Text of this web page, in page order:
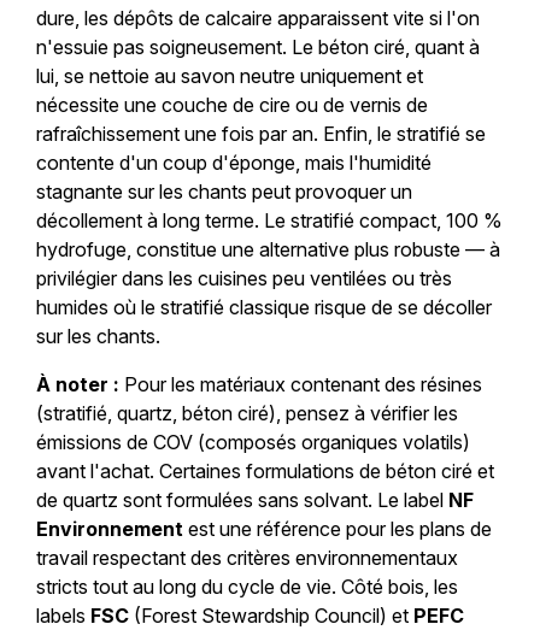
dure, les dépôts de calcaire apparaissent vite si l'on
n'essuie pas soigneusement. Le béton ciré, quant à
lui, se nettoie au savon neutre uniquement et
nécessite une couche de cire ou de vernis de
rafraîchissement une fois par an. Enfin, le stratifié se
contente d'un coup d'éponge, mais l'humidité
stagnante sur les chants peut provoquer un
décollement à long terme. Le stratifié compact, 100 %
hydrofuge, constitue une alternative plus robuste — à
privilégier dans les cuisines peu ventilées ou très
humides où le stratifié classique risque de se décoller
sur les chants.
À noter : Pour les matériaux contenant des résines
(stratifié, quartz, béton ciré), pensez à vérifier les
émissions de COV (composés organiques volatils)
avant l'achat. Certaines formulations de béton ciré et
de quartz sont formulées sans solvant. Le label NF
Environnement est une référence pour les plans de
travail respectant des critères environnementaux
stricts tout au long du cycle de vie. Côté bois, les
labels FSC(Forest Stewardship Council) et PEFC